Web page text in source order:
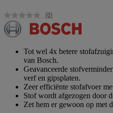
Geen
scorewaarde.
Dezelfde
(0)
Tot wel 4x betere
van Bosch.
Geavanceerde
verf en gipsplaten.
Zeer efficiënte stofafvoer
Stof wordt afgezogen door
Zet hem er gewoon op met